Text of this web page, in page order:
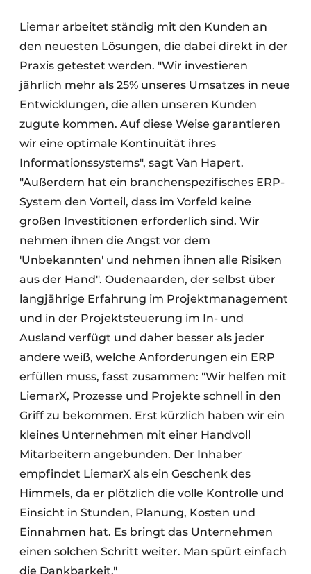
Liemar arbeitet ständig mit den Kunden an
den neuesten Lösungen, die dabei direkt in der
Praxis getestet werden. "Wir investieren
jährlich mehr als 25% unseres Umsatzes in neue
Entwicklungen, die allen unseren Kunden
zugute kommen. Auf diese Weise garantieren
wir eine optimale Kontinuität ihres
Informationssystems", sagt Van Hapert.
"Außerdem hat ein branchenspezifisches ERP-
System den Vorteil, dass im Vorfeld keine
großen Investitionen erforderlich sind. Wir
nehmen ihnen die Angst vor dem
'Unbekannten' und nehmen ihnen alle Risiken
aus der Hand". Oudenaarden, der selbst über
langjährige Erfahrung im Projektmanagement
und in der Projektsteuerung im In- und
Ausland verfügt und daher besser als jeder
andere weiß, welche Anforderungen ein ERP
erfüllen muss, fasst zusammen: "Wir helfen mit
LiemarX, Prozesse und Projekte schnell in den
Griff zu bekommen. Erst kürzlich haben wir ein
kleines Unternehmen mit einer Handvoll
Mitarbeitern angebunden. Der Inhaber
empfindet LiemarX als ein Geschenk des
Himmels, da er plötzlich die volle Kontrolle und
Einsicht in Stunden, Planung, Kosten und
Einnahmen hat. Es bringt das Unternehmen
einen solchen Schritt weiter. Man spürt einfach
die Dankbarkeit."